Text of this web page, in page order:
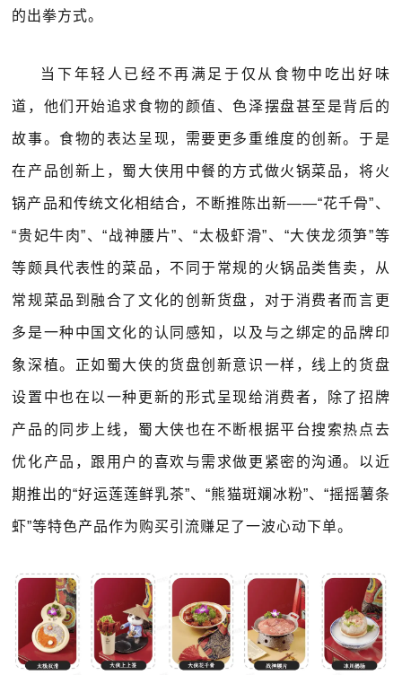
的出拳方式。
当下年轻人已经不再满足于仅从食物中吃出好味
道，他们开始追求食物的颜值、色泽摆盘甚至是背后的
故事。食物的表达呈现，需要更多重维度的创新。于是
在产品创新上，蜀大侠用中餐的方式做火锅菜品，将火
锅产品和传统文化相结合，不断推陈出新——“花千骨”、
“贵妃牛肉”、“战神腰片”、“太极虾滑”、“大侠龙须笋”等
等颇具代表性的菜品，不同于常规的火锅品类售卖，从
常规菜品到融合了文化的创新货盘，对于消费者而言更
多是一种中国文化的认同感知，以及与之绑定的品牌印
象深植。正如蜀大侠的货盘创新意识一样，线上的货盘
设置中也在以一种更新的形式呈现给消费者，除了招牌
产品的同步上线，蜀大侠也在不断根据平台搜索热点去
优化产品，跟用户的喜欢与需求做更紧密的沟通。以近
期推出的“好运莲莲鲜乳茶”、“熊猫斑斓冰粉”、“摇摇薯条
虾”等特色产品作为购买引流赚足了一波心动下单。